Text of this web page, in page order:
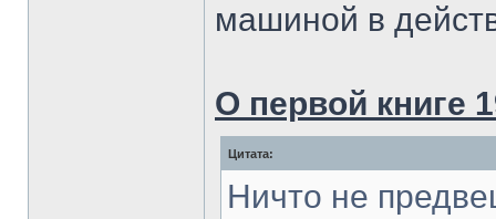
машиной в
О первой книге
Цитата:
Ничто не